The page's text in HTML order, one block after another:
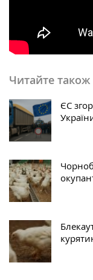
Читайте також
ЄС